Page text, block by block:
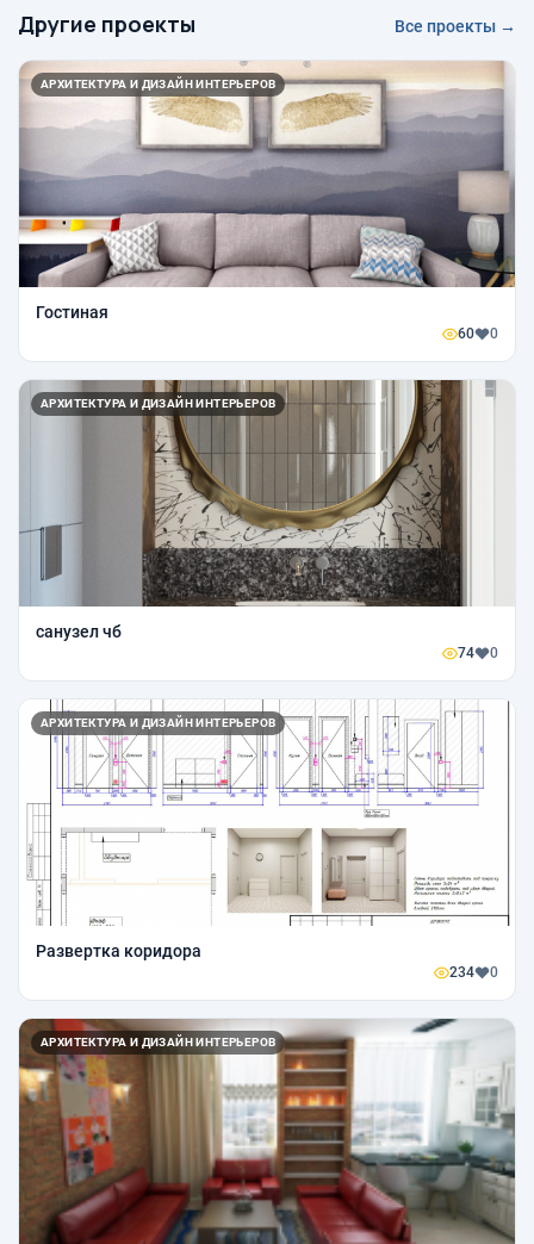
Другие проекты Все проекты →
АРХИТЕКТУРА И ДИЗАЙН ИНТЕРЬЕРОВ
Гостиная
60 0
АРХИТЕКТУРА И ДИЗАЙН ИНТЕРЬЕРОВ
санузел чб
74 0
АРХИТЕКТУРА И ДИЗАЙН ИНТЕРЬЕРОВ
Развертка коридора
234 0
АРХИТЕКТУРА И ДИЗАЙН ИНТЕРЬЕРОВ